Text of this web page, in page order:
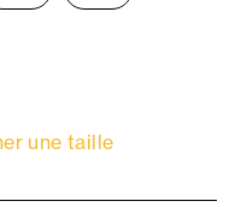
une taille